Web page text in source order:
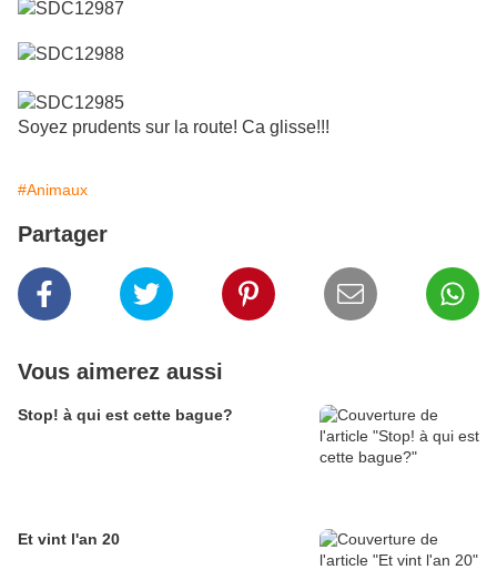
Soyez prudents sur la route! Ca glisse!!!
#Animaux
Partager
Vous aimerez aussi
Stop! à qui est cette bague?
Et vint l'an 20